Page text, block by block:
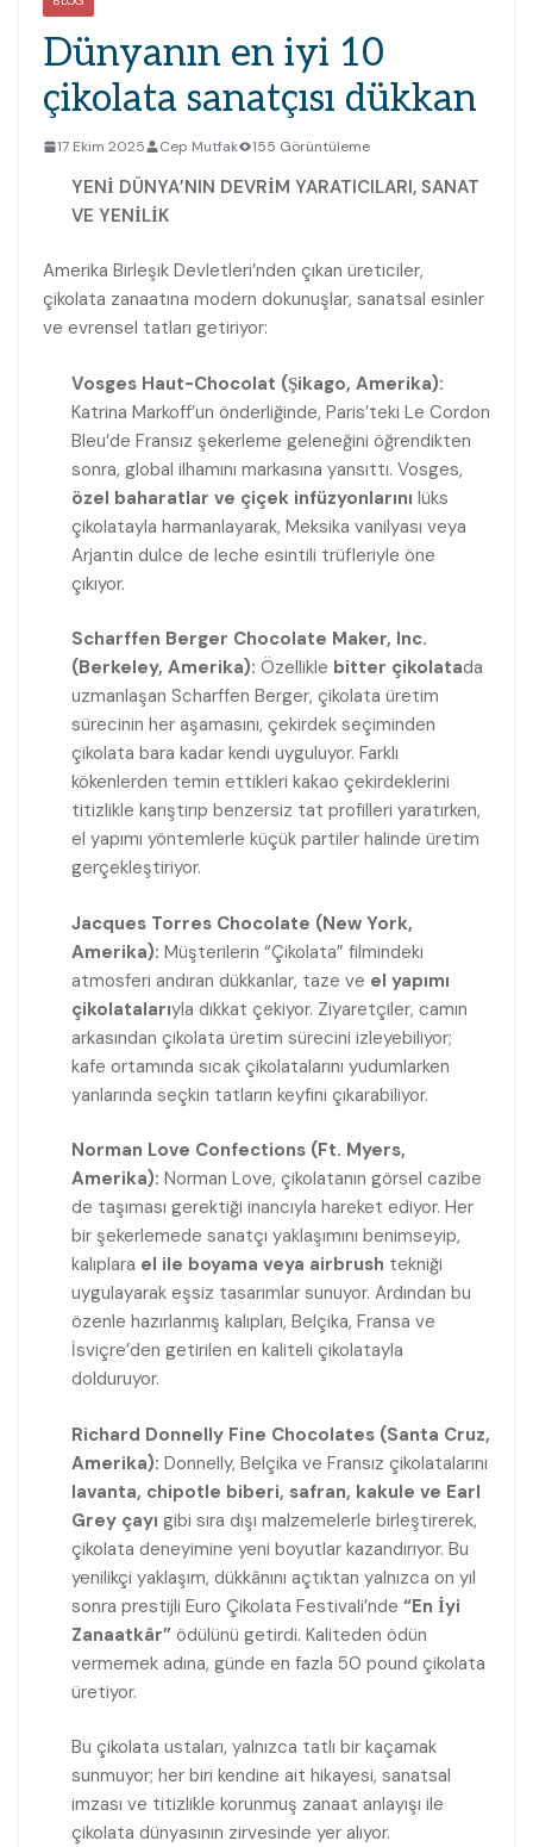
Dünyanın en iyi 10
çikolata sanatçısı dükkan
17 Ekim 2025 Cep Mutfak 155 Görüntüleme
YENİ DÜNYA’NIN DEVRİM YARATICILARI, SANAT
VE YENİLİK
Amerika Birleşik Devletleri’nden çıkan üreticiler,
çikolata zanaatına modern dokunuşlar, sanatsal esinler
ve evrensel tatları getiriyor:
Vosges Haut-Chocolat (Şikago, Amerika):
Katrina Markoff’un önderliğinde, Paris’teki Le Cordon
Bleu’de Fransız şekerleme geleneğini öğrendikten
sonra, global ilhamını markasına yansıttı. Vosges,
özel baharatlar ve çiçek infüzyonlarını lüks
çikolatayla harmanlayarak, Meksika vanilyası veya
Arjantin dulce de leche esintili trüfleriyle öne
çıkıyor.
Scharffen Berger Chocolate Maker, Inc.
(Berkeley, Amerika): Özellikle bitter çikolatada
uzmanlaşan Scharffen Berger, çikolata üretim
sürecinin her aşamasını, çekirdek seçiminden
çikolata bara kadar kendi uyguluyor. Farklı
kökenlerden temin ettikleri kakao çekirdeklerini
titizlikle karıştırıp benzersiz tat profilleri yaratırken,
el yapımı yöntemlerle küçük partiler halinde üretim
gerçekleştiriyor.
Jacques Torres Chocolate (New York,
Amerika): Müşterilerin “Çikolata” filmindeki
atmosferi andıran dükkanlar, taze ve el yapımı
çikolatalarıyla dikkat çekiyor. Ziyaretçiler, camın
arkasından çikolata üretim sürecini izleyebiliyor;
kafe ortamında sıcak çikolatalarını yudumlarken
yanlarında seçkin tatların keyfini çıkarabiliyor.
Norman Love Confections (Ft. Myers,
Amerika): Norman Love, çikolatanın görsel cazibe
de taşıması gerektiği inancıyla hareket ediyor. Her
bir şekerlemede sanatçı yaklaşımını benimseyip,
kalıplara el ile boyama veya airbrush tekniği
uygulayarak eşsiz tasarımlar sunuyor. Ardından bu
özenle hazırlanmış kalıpları, Belçika, Fransa ve
İsviçre’den getirilen en kaliteli çikolatayla
dolduruyor.
Richard Donnelly Fine Chocolates (Santa Cruz,
Amerika): Donnelly, Belçika ve Fransız çikolatalarını
lavanta, chipotle biberi, safran, kakule ve Earl
Grey çayı gibi sıra dışı malzemelerle birleştirerek,
çikolata deneyimine yeni boyutlar kazandırıyor. Bu
yenilikçi yaklaşım, dükkânını açtıktan yalnızca on yıl
sonra prestijli Euro Çikolata Festivali’nde “En İyi
Zanaatkâr” ödülünü getirdi. Kaliteden ödün
vermemek adına, günde en fazla 50 pound çikolata
üretiyor.
Bu çikolata ustaları, yalnızca tatlı bir kaçamak
sunmuyor; her biri kendine ait hikayesi, sanatsal
imzası ve titizlikle korunmuş zanaat anlayışı ile
çikolata dünyasının zirvesinde yer alıyor.